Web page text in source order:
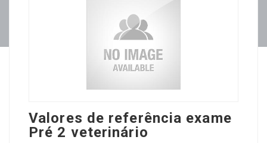
Valores de referência exame
Pré 2 veterinário